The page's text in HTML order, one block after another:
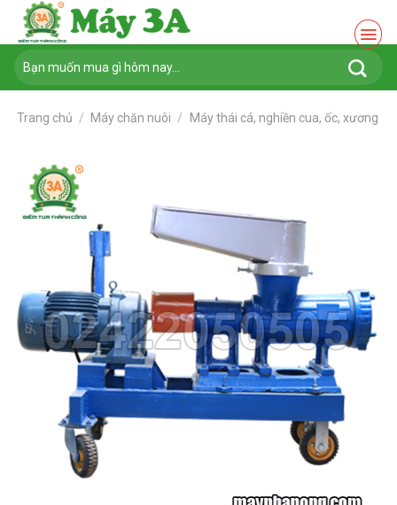
Chuyển
nội
dung
Tìm
kiếm:
Trang chủ / Máy chăn nuôi / Máy thái cá, nghiền cua, ốc, xương